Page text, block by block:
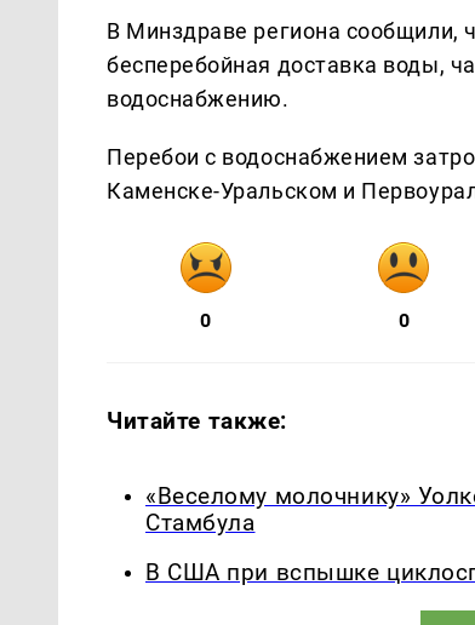
В Минздраве региона сообщили,
бесперебойная доставка воды,
водоснабжению.
Перебои с водоснабжением
Каменске-Уральском и
0 0
Читайте также:
«Веселому молочнику»
Стамбула
В США при вспышке